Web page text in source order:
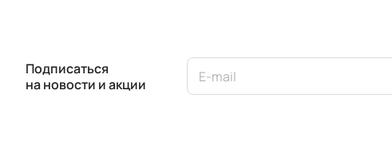
Подписаться
на новости и акции